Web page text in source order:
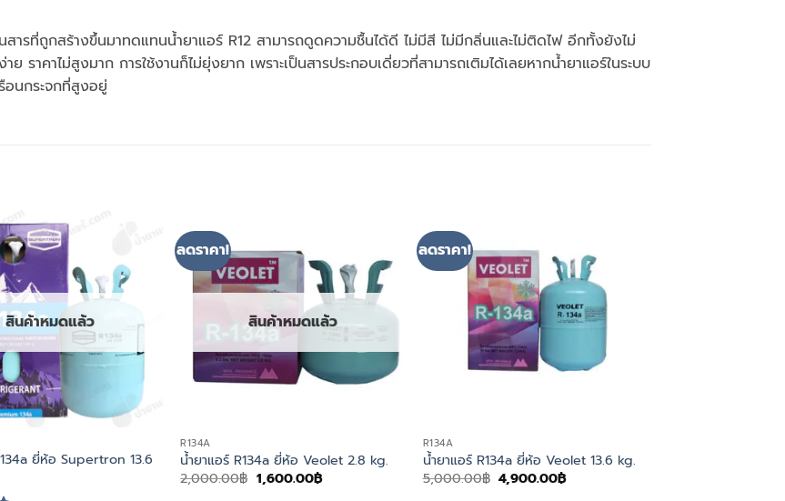
สารที่ถูกสร้างขึ้นมาทดแทนน้ำยาแอร์ R12 สามารถดูดความชื้นได้ดี ไม่มีสี ไม่มีกลิ่นและไม่ติดไฟ อีกทั้งยังไม่
ราคาไม่สูงมาก การใช้งานก็ไม่ยุ่งยาก เพราะเป็นสารประกอบเดี่ยวที่สามารถเติมได้เลยหากน้ำยาแอร์ในระบบ
อนกระจกที่สูงอยู่
สินค้าหมดแล้ว
ยี่ห้อ Supertron 13.6
ลดราคา!
สินค้าหมดแล้ว
R134A
น้ำยาแอร์ R134a ยี่ห้อ Veolet 2.8 kg.
2,000.00฿ Original
price
1,600.00฿Current
ลดราคา!
R134A
น้ำยาแอร์ R134a ยี่ห้อ Veolet 13.6 kg.
5,000.00฿ Original
price
4,900.00฿Current